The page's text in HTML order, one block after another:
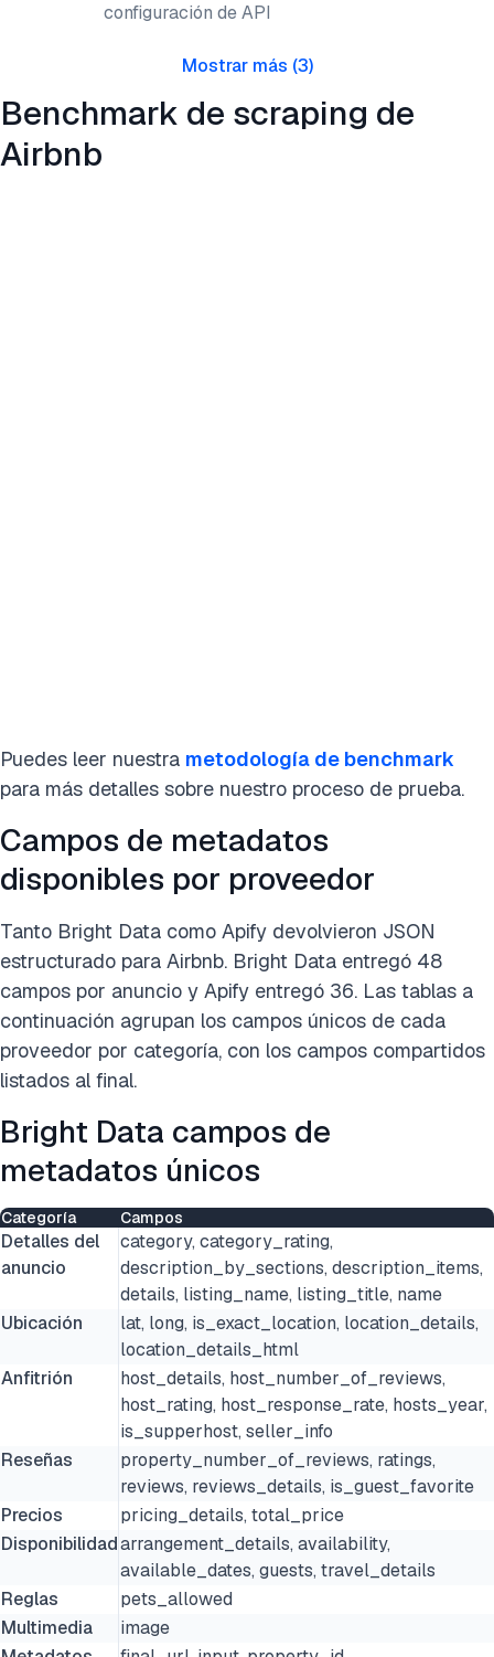
configuración de API
Mostrar más (3)
Benchmark de scraping de
Airbnb
Puedes leer nuestra metodología de benchmark
para más detalles sobre nuestro proceso de prueba.
Campos de metadatos
disponibles por proveedor
Tanto Bright Data como Apify devolvieron JSON
estructurado para Airbnb. Bright Data entregó 48
campos por anuncio y Apify entregó 36. Las tablas a
continuación agrupan los campos únicos de cada
proveedor por categoría, con los campos compartidos
listados al final.
Bright Data campos de
metadatos únicos
Categoría Campos
Detalles del
anuncio
category, category_rating,
description_by_sections, description_items,
details, listing_name, listing_title, name
Ubicación
lat, long, is_exact_location, location_details,
location_details_html
Anfitrión
host_details, host_number_of_reviews,
host_rating, host_response_rate, hosts_year,
is_supperhost, seller_info
Reseñas
property_number_of_reviews, ratings,
reviews, reviews_details, is_guest_favorite
Precios
pricing_details, total_price
Disponibilidadarrangement_details, availability,
available_dates, guests, travel_details
Reglas
pets_allowed
Multimedia
image